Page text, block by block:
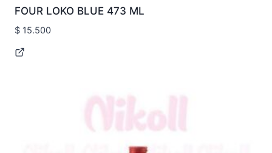
FOUR LOKO BLUE 473 ML
$ 15.500